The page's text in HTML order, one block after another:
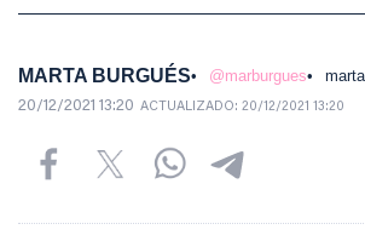
MARTA BURGUÉS @marburgues
20/12/2021 13:20 ACTUALIZADO: 20/12/2021 13:20